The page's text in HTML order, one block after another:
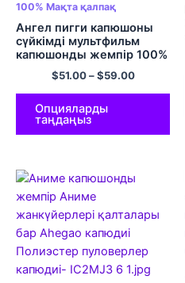
100% Мақта қалпақ
Ангел пигги капюшоны
сүйкімді мультфильм
капюшонды жемпір 100%
Көп түсті мақта
$51.00–$59.00
Опцияларды
таңдаңыз